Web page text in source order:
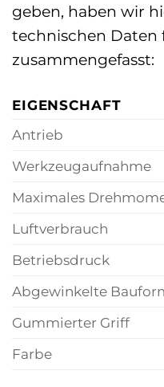
geben, haben wir
technischen Daten
zusammengefasst:
EIGENSCHAFT
Antrieb
Werkzeugaufnahme
Maximales
Luftverbrauch
Betriebsdruck
Abgewinkelte
Gummierter Griff
Farbe